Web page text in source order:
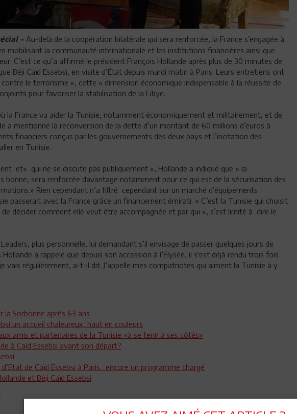
– Au-delà de la coopération bilatérale qui sera renforcée, la France s’engagée à
mobilisant la communauté internationale et les institutions financières ainsi que
C’est ce qu’a affirmé le président François Hollande après plus de 30 minutes de
Béji Caïd Essebsi, en visite d’État depuis mardi matin à Paris. Leurs entretiens ont
le terrorisme », cette « dimension économique indispensable à la réussite de
pour favoriser la stabilisation de la Libye.
la France va aider la Tunisie, notamment économiquement et militairement, et de
a mentionné la reconversion de la dette d’un montant de 60 millions d’euros à
financiers conçus par les gouvernements des deux pays et l’incitation des
en Tunisie.
et« qui ne se discute pas publiquement », Hollande a indiqué que « la
bonne, sera renforcée davantage notamment pour ce qui est de la sécurisation des
Rien cependant n’a filtré cependant sur un marché d’équipements
passerait avec la France grâce un financement émirati. « C’est la Tunisie qui choisit
décider comment elle veut être accompagnée et par qui », s’est limité à dire le
plus personnelle, lui demandant s’il envisage de passer quelques jours de
a rappelé que depuis son accession à l’Élysée, il s‘est déjà rendu trois fois
vais régulièrement, a-t-il dit. J’appelle mes compatriotes qui aiment la Tunisie à y
la Sorbonne après 63 ans
un accueil chaleureux, haut en couleurs
amis et partenaires de la Tunisie «à se tenir à ses côtés»
à Caïd Essebsi avant son départ?
de Caïd Essebsi à Paris : encore un programme chargé
et Béji Caïd Essebsi